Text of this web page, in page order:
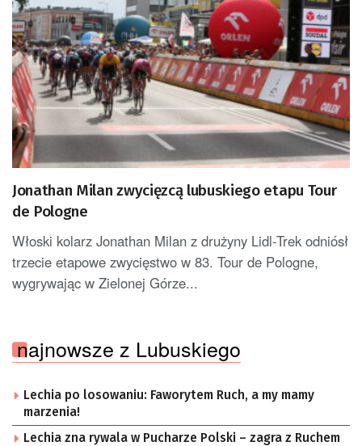
Jonathan Milan zwycięzcą lubuskiego etapu Tour
de Pologne
Włoski kolarz Jonathan Milan z drużyny Lidl-Trek odniósł
trzecie etapowe zwycięstwo w 83. Tour de Pologne,
wygrywając w Zielonej Górze...
najnowsze z Lubuskiego
Lechia po losowaniu: Faworytem Ruch, a my mamy
marzenia!
Lechia zna rywala w Pucharze Polski – zagra z Ruchem